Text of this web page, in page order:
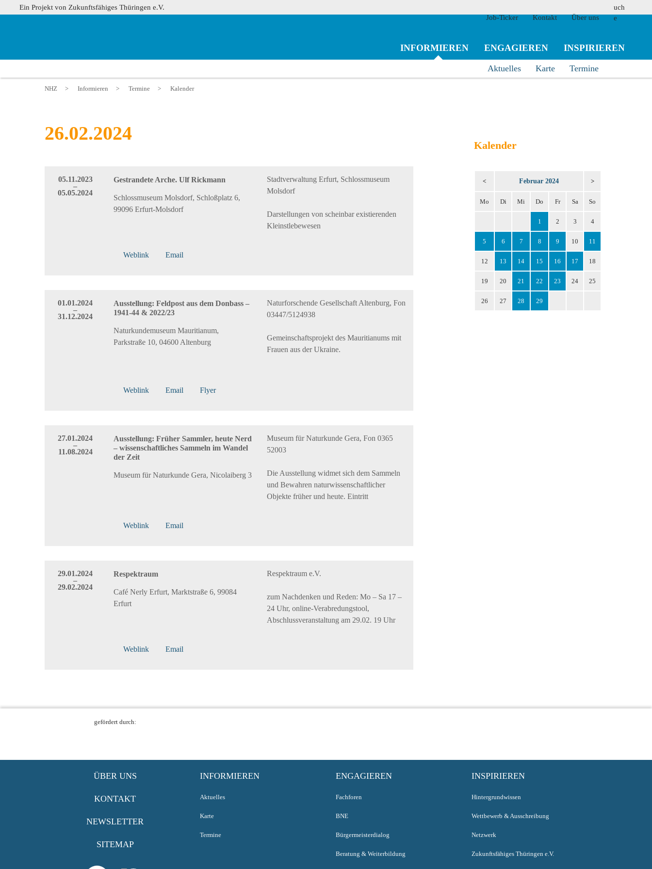
Ein Projekt von Zukunftsfähiges Thüringen e.V.
Job-Ticker
Kontakt Über uns
suchen
INFORMIEREN
Aktuelles Karte Termine
ENGAGIEREN INSPIRIEREN
NHZ > Informieren > Termine > Kalender
26.02.2024
05.11.2023
–
05.05.2024
Gestrandete Arche. Ulf Rickmann
Schlossmuseum Molsdorf, Schloßplatz 6,
99096 Erfurt-Molsdorf
Stadtverwaltung Erfurt, Schlossmuseum
Molsdorf
Darstellungen von scheinbar existierenden
Kleinstlebewesen
Weblink Email
01.01.2024
–
31.12.2024
Ausstellung: Feldpost aus dem Donbass –
1941-44 & 2022/23
Naturkundemuseum Mauritianum,
Parkstraße 10, 04600 Altenburg
Naturforschende Gesellschaft Altenburg, Fon
03447/5124938
Gemeinschaftsprojekt des Mauritianums mit
Frauen aus der Ukraine.
Weblink Email Flyer
27.01.2024
–
11.08.2024
Ausstellung: Früher Sammler, heute Nerd
– wissenschaftliches Sammeln im Wandel
der Zeit
Museum für Naturkunde Gera, Nicolaiberg 3
Museum für Naturkunde Gera, Fon 0365
52003
Die Ausstellung widmet sich dem Sammeln
und Bewahren naturwissenschaftlicher
Objekte früher und heute. Eintritt
Weblink Email
29.01.2024
–
29.02.2024
Respektraum
Café Nerly Erfurt, Marktstraße 6, 99084
Erfurt
Respektraum e.V.
zum Nachdenken und Reden: Mo – Sa 17 –
24 Uhr, online-Verabredungstool,
Abschlussveranstaltung am 29.02. 19 Uhr
Weblink Email
Kalender
< Februar 2024 >
Mo Di Mi Do Fr Sa So
1 2 3 4
5 6 7 8 9 10 11
12 13 14 15 16 17 18
19 20 21 22 23 24 25
26 27 28 29
gefördert durch:
ÜBER UNS
KONTAKT
NEWSLETTER
SITEMAP
INFORMIEREN
Aktuelles
Karte
Termine
ENGAGIEREN
Fachforen
BNE
Bürgermeisterdialog
Beratung & Weiterbildung
INSPIRIEREN
Hintergrundwissen
Wettbewerb & Ausschreibung
Netzwerk
Zukunftsfähiges Thüringen e.V.